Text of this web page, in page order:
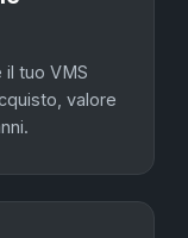
tuo VMS
valore